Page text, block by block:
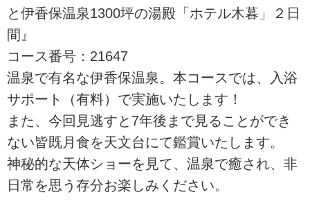
と伊香保温泉1300坪の湯殿「ホテル木暮」２日
間』
コース番号：21647
温泉で有名な伊香保温泉。本コースでは、入浴
サポート（有料）で実施いたします！
また、今回見逃すと7年後まで見ることができ
ない皆既月食を天文台にて鑑賞いたします。
神秘的な天体ショーを見て、温泉で癒され、非
日常を思う存分お楽しみください。